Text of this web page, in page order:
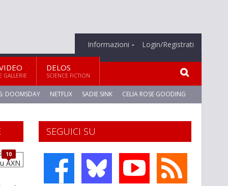
Informazioni Login/Registrati
GALLERIE
DELOS
SCIENCE FICTION
DOOMSDAY NETFLIX SADIE SINK CELIA ROSE GOODING
SEGUICI SU
10